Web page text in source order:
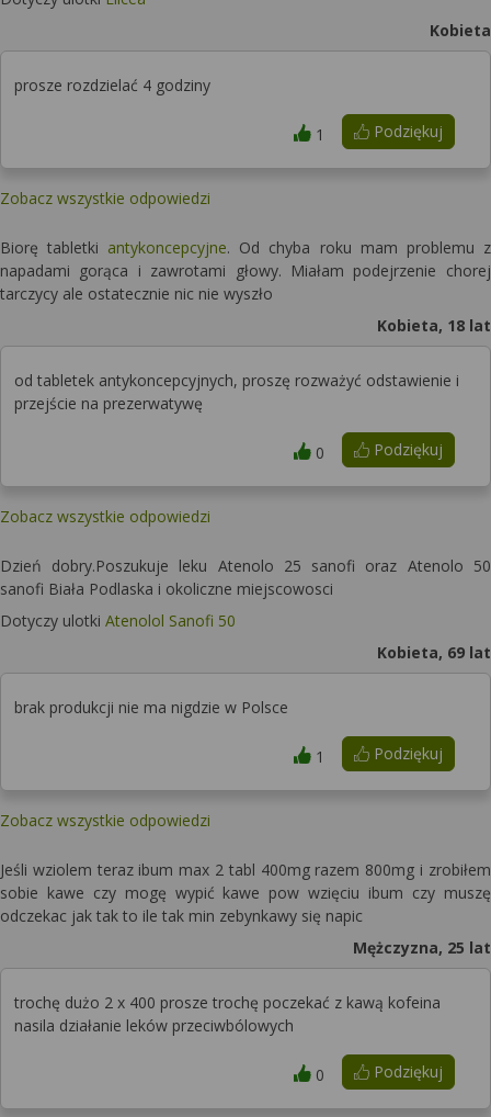
Kobieta
prosze rozdzielać 4 godziny
Podziękuj
1
Zobacz wszystkie odpowiedzi
Biorę tabletki antykoncepcyjne. Od chyba roku mam problemu z
napadami gorąca i zawrotami głowy. Miałam podejrzenie chorej
tarczycy ale ostatecznie nic nie wyszło
Kobieta, 18 lat
od tabletek antykoncepcyjnych, proszę rozważyć odstawienie i
przejście na prezerwatywę
Podziękuj
0
Zobacz wszystkie odpowiedzi
Dzień dobry.Poszukuje leku Atenolo 25 sanofi oraz Atenolo 50
sanofi Biała Podlaska i okoliczne miejscowosci
Dotyczy ulotki Atenolol Sanofi 50
Kobieta, 69 lat
brak produkcji nie ma nigdzie w Polsce
Podziękuj
1
Zobacz wszystkie odpowiedzi
Jeśli wziolem teraz ibum max 2 tabl 400mg razem 800mg i zrobiłem
sobie kawe czy mogę wypić kawe pow wzięciu ibum czy muszę
odczekac jak tak to ile tak min zebynkawy się napic
Mężczyzna, 25 lat
trochę dużo 2 x 400 prosze trochę poczekać z kawą kofeina
nasila działanie leków przeciwbólowych
Podziękuj
0